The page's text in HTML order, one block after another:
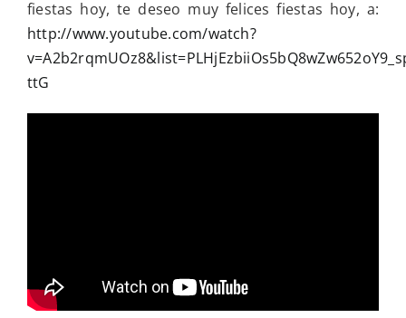
fiestas hoy, te deseo muy felices fiestas hoy, a:
http://www.youtube.com/watch?
ttG